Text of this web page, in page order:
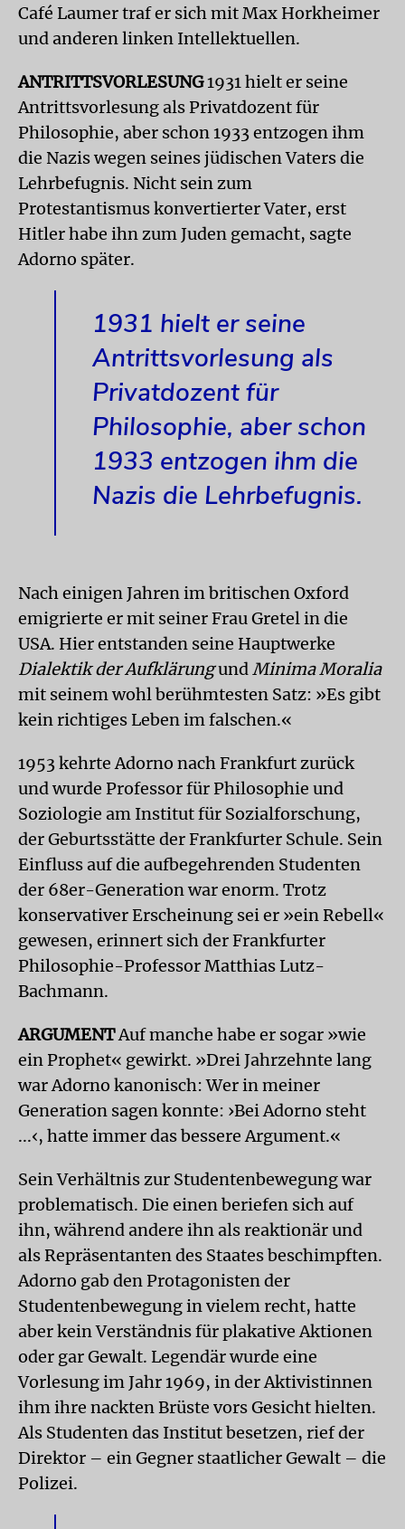
Café Laumer traf er sich mit Max Horkheimer
und anderen linken Intellektuellen.
ANTRITTSVORLESUNG1931 hielt er seine
Antrittsvorlesung als Privatdozent für
Philosophie, aber schon 1933 entzogen ihm
die Nazis wegen seines jüdischen Vaters die
Lehrbefugnis. Nicht sein zum
Protestantismus konvertierter Vater, erst
Hitler habe ihn zum Juden gemacht, sagte
Adorno später.
1931 hielt er seine
Antrittsvorlesung als
Privatdozent für
Philosophie, aber schon
1933 entzogen ihm die
Nazis die Lehrbefugnis.
Nach einigen Jahren im britischen Oxford
emigrierte er mit seiner Frau Gretel in die
USA. Hier entstanden seine Hauptwerke
Dialektik der Aufklärungund Minima Moralia
mit seinem wohl berühmtesten Satz: »Es gibt
kein richtiges Leben im falschen.«
1953 kehrte Adorno nach Frankfurt zurück
und wurde Professor für Philosophie und
Soziologie am Institut für Sozialforschung,
der Geburtsstätte der Frankfurter Schule. Sein
Einfluss auf die aufbegehrenden Studenten
der 68er-Generation war enorm. Trotz
konservativer Erscheinung sei er »ein Rebell«
gewesen, erinnert sich der Frankfurter
Philosophie-Professor Matthias Lutz-
Bachmann.
ARGUMENTAuf manche habe er sogar »wie
ein Prophet« gewirkt. »Drei Jahrzehnte lang
war Adorno kanonisch: Wer in meiner
Generation sagen konnte: ›Bei Adorno steht
...‹, hatte immer das bessere Argument.«
Sein Verhältnis zur Studentenbewegung war
problematisch. Die einen beriefen sich auf
ihn, während andere ihn als reaktionär und
als Repräsentanten des Staates beschimpften.
Adorno gab den Protagonisten der
Studentenbewegung in vielem recht, hatte
aber kein Verständnis für plakative Aktionen
oder gar Gewalt. Legendär wurde eine
Vorlesung im Jahr 1969, in der Aktivistinnen
ihm ihre nackten Brüste vors Gesicht hielten.
Als Studenten das Institut besetzen, rief der
Direktor – ein Gegner staatlicher Gewalt – die
Polizei.